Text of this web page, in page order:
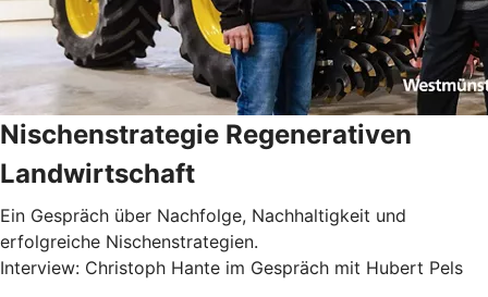
Nischenstrategie Regenerativen
Landwirtschaft
Ein Gespräch über Nachfolge, Nachhaltigkeit und
erfolgreiche Nischenstrategien.
Interview: Christoph Hante im Gespräch mit Hubert Pels